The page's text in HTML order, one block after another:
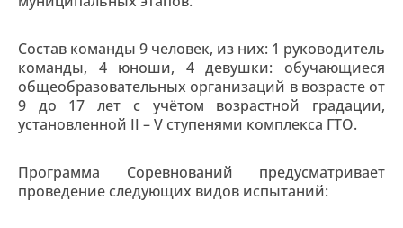
Состав команды 9 человек, из них: 1 руководитель
команды, 4 юноши, 4 девушки: обучающиеся
общеобразовательных организаций в возрасте от
9 до 17 лет с учётом возрастной градации,
установленной II – V ступенями комплекса ГТО.
Программа Соревнований предусматривает
проведение следующих видов испытаний: